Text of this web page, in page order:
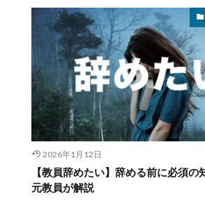
2026年1月12日
【教員辞めたい】辞める前に必須の
元教員が解説